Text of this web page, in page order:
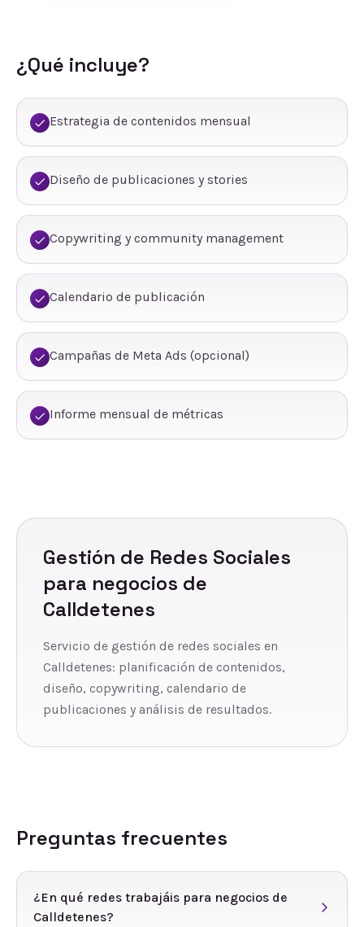
¿Qué incluye?
Estrategia de contenidos mensual
Diseño de publicaciones y stories
Copywriting y community management
Calendario de publicación
Campañas de Meta Ads (opcional)
Informe mensual de métricas
Gestión de Redes Sociales
para negocios de
Calldetenes
Servicio de gestión de redes sociales en
Calldetenes: planificación de contenidos,
diseño, copywriting, calendario de
publicaciones y análisis de resultados.
Preguntas frecuentes
¿En qué redes trabajáis para negocios de
Calldetenes?